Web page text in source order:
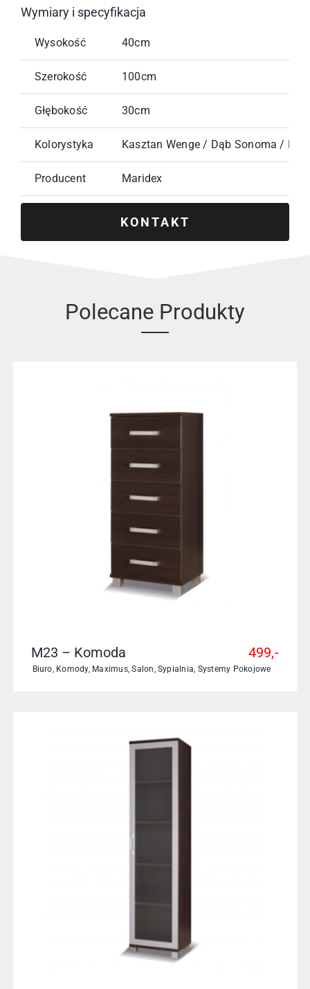
Wymiary i specyfikacja
Wysokość 40cm
Szerokość 100cm
Głębokość 30cm
Kolorystyka Kasztan Wenge / Dąb Sonoma /
Producent Maridex
KONTAKT
Polecane Produkty
M23 – Komoda
Biuro Komody, Maximus,Salon Sypialnia Systemy Pokojowe
499,-